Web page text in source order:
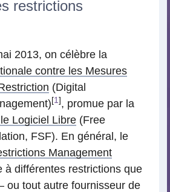
restrictions
2013, on célèbre la
contre les Mesures
(Digital
[1] , promue par la
Logiciel Libre (Free
FSF). En général, le
Management
à différentes restrictions que
ou tout autre fournisseur de